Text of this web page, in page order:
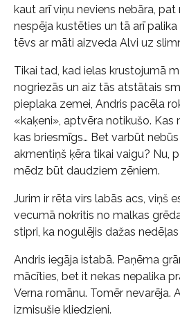
kaut arī viņu neviens nebāra, pat
nespēja kustēties un tā arī
tēvs ar māti aizveda Alvi uz
Tikai tad, kad ielas krustojumā
nogriezās un aiz tās atstātais
pieplaka zemei, Andris pacēla
«kaķeni», aptvēra notikušo. Kas
kas briesmīgs… Bet varbūt
akmentiņš ķēra tikai vaigu? Nu,
mēdz būt daudziem zēniem.
Jurim ir rēta virs labās acs, viņš
vecumā nokritis no malkas
stipri, ka nogulējis dažas
Andris iegāja istabā. Paņēma
mācīties, bet it nekas nepalika
Verna romānu. Tomēr nevarēja.
izmisušie kliedzieni.